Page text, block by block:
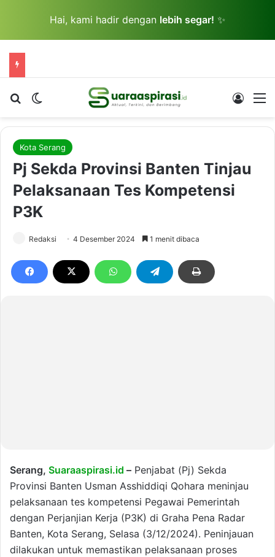
Hai, kami hadir dengan lebih segar! ✨
Cari berita...Switch skin Log In
Kota Serang
Pj Sekda Provinsi Banten Tinjau
Pelaksanaan Tes Kompetensi
P3K
Redaksi 4 Desember 2024 1 menit dibaca
Serang, Suaraaspirasi.id – Penjabat (Pj) Sekda
Provinsi Banten Usman Asshiddiqi Qohara meninjau
pelaksanaan tes kompetensi Pegawai Pemerintah
dengan Perjanjian Kerja (P3K) di Graha Pena Radar
Banten, Kota Serang, Selasa (3/12/2024). Peninjauan
dilakukan untuk memastikan pelaksanaan proses